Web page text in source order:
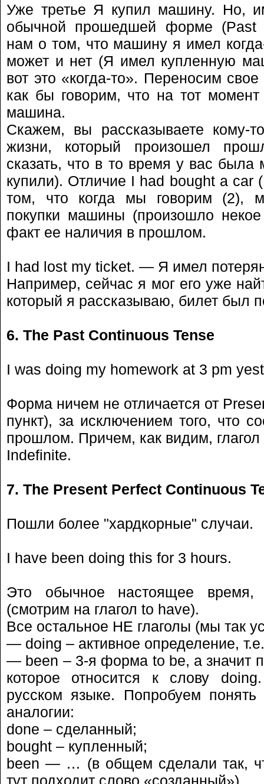
Уже третье Я купил машину. Но,
обычной прошедшей форме (Past
нам о том, что машину я имел
может и нет (Я имел купленную
вот это «когда-то». Переносим
как бы говорим, что на тот
машина.
Скажем, вы рассказываете кому-
жизни, который произошел
сказать, что в то время у вас
купили). Отличие I had bought a car
том, что когда мы говорим (2),
покупки машины (произошло
факт ее наличия в прошлом.
I had lost my ticket. — Я имел
Например, сейчас я мог его уже
который я рассказываю, билет был
6. The Past Continuous Tense
I was doing my homework at 3 pm
Форма ничем не отличается от
пункт), за исключением того, что
прошлом. Причем, как видим,
Indefinite.
7. The Present Perfect Continuous
Пошли более "хардкорные" случаи.
I have been doing this for 3 hours.
Это обычное настоящее время,
(смотрим на глагол to have).
Все остальное НЕ глаголы (мы так
— doing – активное определение,
— been – 3-я форма to be, а значит
которое относится к слову
русском языке. Попробуем
аналогии:
done – сделанный;
bought – купленный;
been — … (в общем сделали так,
тут подходит слово «созданный»)